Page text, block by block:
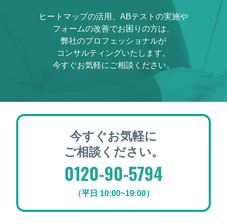
ヒートマップの活用、ABテストの実施や
フォームの改善でお困りの方は、
弊社のプロフェッショナルが
コンサルティングいたします。
今すぐお気軽にご相談ください。
今すぐお気軽に
ご相談ください。
0120-90-5794
（平日 10:00~19:00）